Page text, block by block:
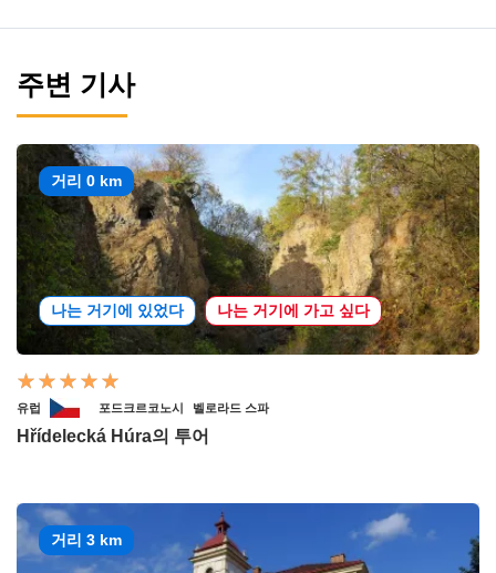
주변 기사
거리 0 km
나는 거기에 있었다 나는 거기에 가고 싶다
유럽 포드크르코노시 벨로라드 스파
Hřídelecká Húra의 투어
거리 3 km